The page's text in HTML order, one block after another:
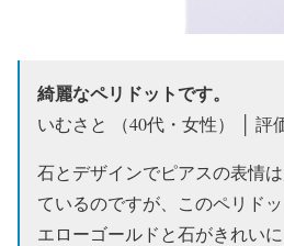
綺麗なペリドットです。
いむさと （40代・女性） │
石とデザインでピアスの表情
ているのですが、このペリド
エローゴールドと石がきれい